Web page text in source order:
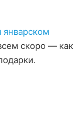
январском
скоро — как